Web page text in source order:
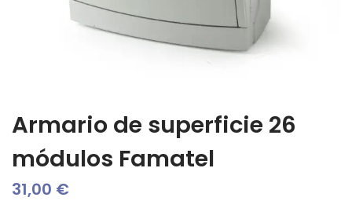
Armario de superficie 26
módulos Famatel
31,00 €